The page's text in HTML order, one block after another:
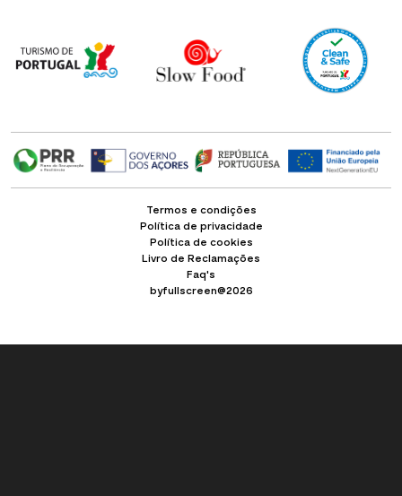
Termos e condições
Política de privacidade
Política de cookies
Livro de Reclamações
Faq's
byfullscreen@2026